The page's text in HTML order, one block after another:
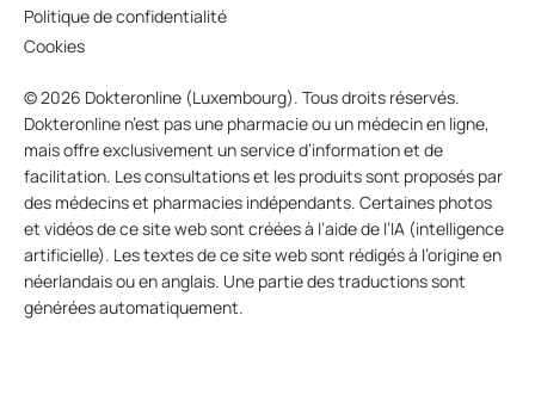
Politique de confidentialité
Cookies
© 2026 Dokteronline (Luxembourg). Tous droits réservés.
Dokteronline n’est pas une pharmacie ou un médecin en ligne,
mais offre exclusivement un service d’information et de
facilitation. Les consultations et les produits sont proposés par
des médecins et pharmacies indépendants. Certaines photos
et vidéos de ce site web sont créées à l’aide de l’IA (intelligence
artificielle). Les textes de ce site web sont rédigés à l’origine en
néerlandais ou en anglais. Une partie des traductions sont
générées automatiquement.